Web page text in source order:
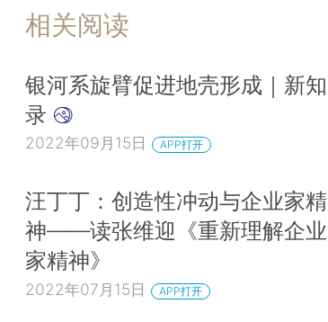
相关阅读
银河系旋臂促进地壳形成｜新知
录
2022年09月15日 APP打开
汪丁丁：创造性冲动与企业家精
神——读张维迎《重新理解企业
家精神》
2022年07月15日 APP打开